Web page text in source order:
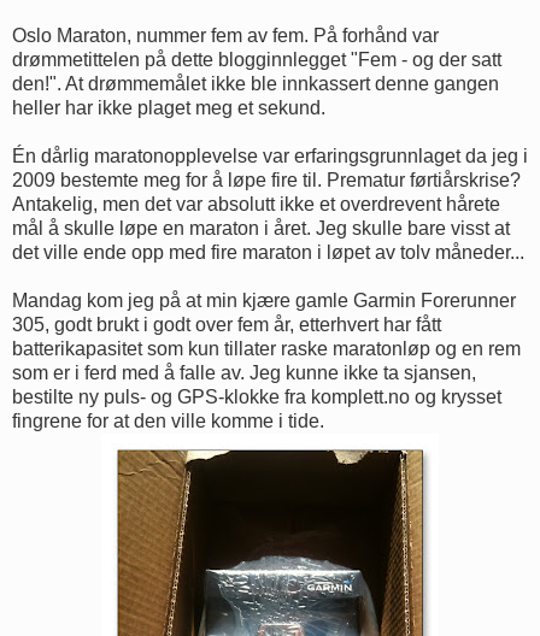
Oslo Maraton, nummer fem av fem. På forhånd var
drømmetittelen på dette blogginnlegget "Fem - og der satt
den!". At drømmemålet ikke ble innkassert denne gangen
heller har ikke plaget meg et sekund.
Én dårlig maratonopplevelse var erfaringsgrunnlaget da jeg i
2009 bestemte meg for å løpe fire til. Prematur førtiårskrise?
Antakelig, men det var absolutt ikke et overdrevent hårete
mål å skulle løpe en maraton i året. Jeg skulle bare visst at
det ville ende opp med fire maraton i løpet av tolv måneder...
Mandag kom jeg på at min kjære gamle Garmin Forerunner
305, godt brukt i godt over fem år, etterhvert har fått
batterikapasitet som kun tillater raske maratonløp og en rem
som er i ferd med å falle av. Jeg kunne ikke ta sjansen,
bestilte ny puls- og GPS-klokke fra komplett.no og krysset
fingrene for at den ville komme i tide.